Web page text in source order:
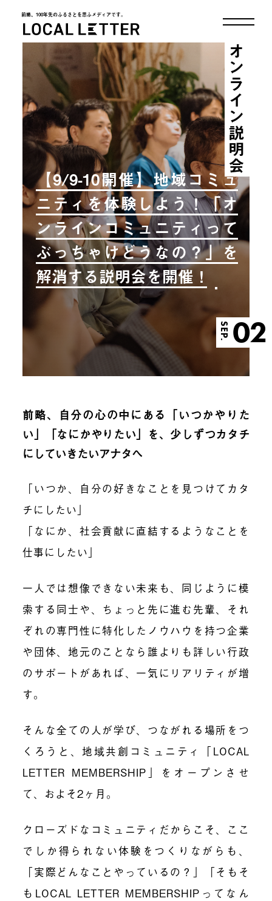
前略、100年先のふるさとを思ふメディアです。
LOCAL LETTER
【9/9-10開催】地域コミュ
ニティを体験しよう！「オ
ンラインコミュニティって
ぶっちゃけどうなの？」を
解消する説明会を開催！
SEP. 02
オンライン説明会
前略、自分の心の中にある「いつかやりた
い」「なにかやりたい」を、少しずつカタチ
にしていきたいアナタへ
「いつか、自分の好きなことを見つけてカタ
チにしたい」
「なにか、社会貢献に直結するようなことを
仕事にしたい」
一人では想像できない未来も、同じように模
索する同士や、ちょっと先に進む先輩、それ
ぞれの専門性に特化したノウハウを持つ企業
や団体、地元のことなら誰よりも詳しい行政
のサポートがあれば、一気にリアリティが増
す。
そんな全ての人が学び、つながれる場所をつ
くろうと、地域共創コミュニティ「LOCAL
LETTER MEMBERSHIP」をオープンさせ
て、およそ2ヶ月。
クローズドなコミュニティだからこそ、ここ
でしか得られない体験をつくりながらも、
「実際どんなことやっているの？」「そもそ
もLOCAL LETTER MEMBERSHIPってなん